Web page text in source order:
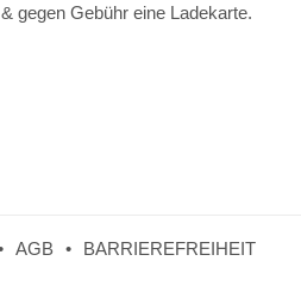
& gegen Gebühr eine Ladekarte.
AGB BARRIEREFREIHEIT